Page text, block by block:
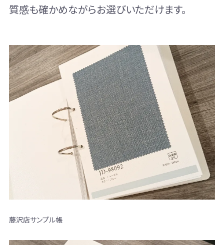
質感も確かめながらお選びいただけます。
藤沢店サンプル帳